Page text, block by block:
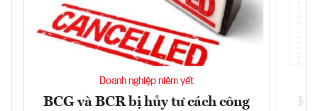
Doanh nghiệp niêm yết
BCG và BCR bị hủy tư cách công